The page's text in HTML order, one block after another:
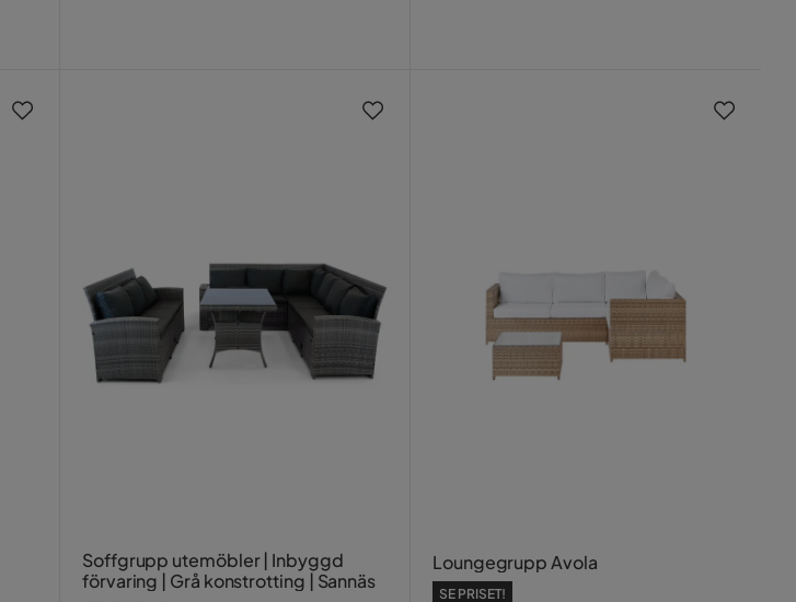
Soffgrupp utemöbler | Inbyggd
förvaring | Grå konstrotting | Sannäs
Loungegrupp Avola
SE PRISET!